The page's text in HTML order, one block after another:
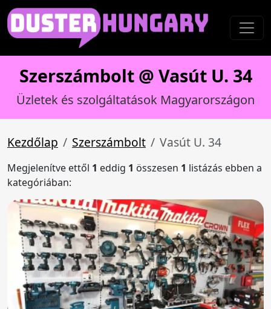
Szerszámbolt @ Vasút U. 34
Üzletek és szolgáltatások Magyarországon
Kezdőlap Szerszámbolt Vasút U. 34
Megjelenítve ettől 1 eddig 1 összesen 1 listázás ebben a
kategóriában: